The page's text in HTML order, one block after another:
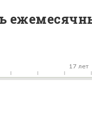
17 лет